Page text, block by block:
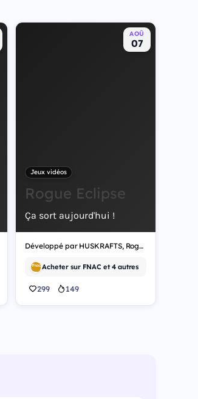
AOÛ
07
Jeux vidéos
Rogue Eclipse
Ça sort aujourd'hui !
Développé par HUSKRAFTS, Rogue Eclipse est un jeu vidéo d'indépendant.
Acheter sur FNAC et 4 autres
299 149